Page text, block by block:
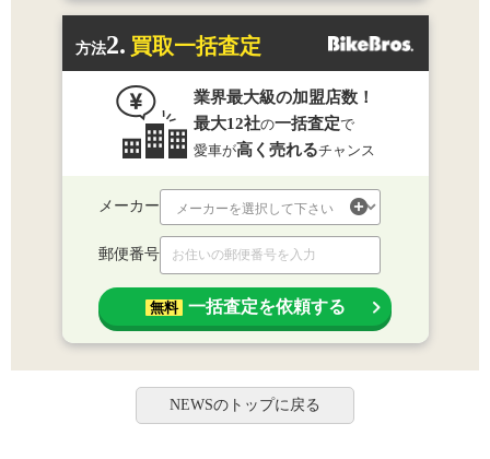
方法2. 買取一括査定
業界最大級の加盟店数！
最大12社の一括査定で
愛車が高く売れるチャンス
メーカー
郵便番号
無料 一括査定を依頼する
NEWSのトップに戻る